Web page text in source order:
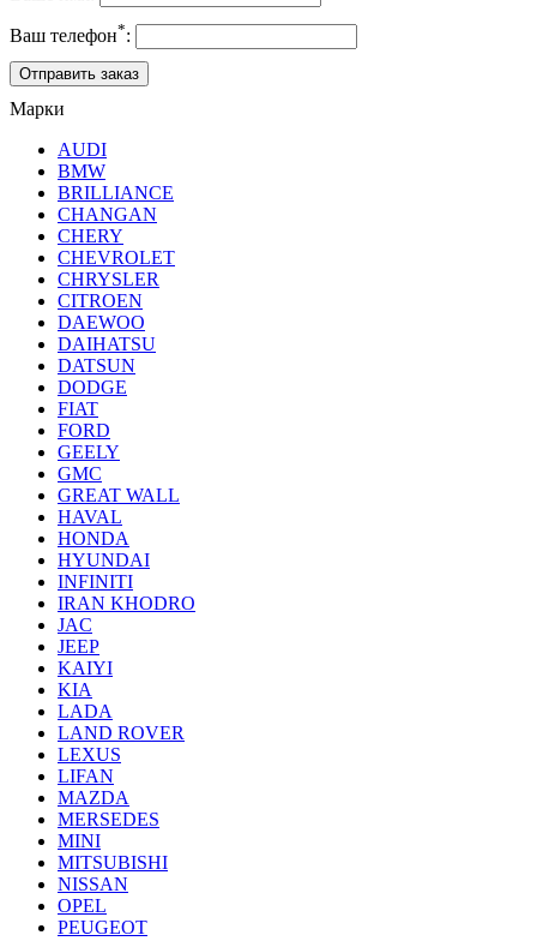
Ваш телефон*:
Марки
AUDI
BMW
BRILLIANCE
CHANGAN
CHERY
CHEVROLET
CHRYSLER
CITROEN
DAEWOO
DAIHATSU
DATSUN
DODGE
FIAT
FORD
GEELY
GMC
GREAT WALL
HAVAL
HONDA
HYUNDAI
INFINITI
IRAN KHODRO
JAC
JEEP
KAIYI
KIA
LADA
LAND ROVER
LEXUS
LIFAN
MAZDA
MERSEDES
MINI
MITSUBISHI
NISSAN
OPEL
PEUGEOT